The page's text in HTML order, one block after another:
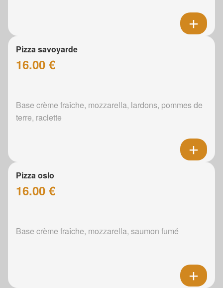
Pizza savoyarde
16.00 €
Base crème fraîche, mozzarella, lardons, pommes de
terre, raclette
Pizza oslo
16.00 €
Base crème fraîche, mozzarella, saumon fumé